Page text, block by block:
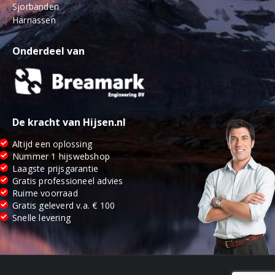
Sjorbanden
Harnassen
Onderdeel van
De kracht van Hijsen.nl
Altijd een oplossing
Nummer 1 hijswebshop
Laagste prijsgarantie
Gratis professioneel advies
Ruime voorraad
Gratis geleverd v.a. € 100
Snelle levering